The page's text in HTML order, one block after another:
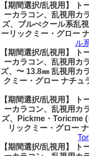
【期間選択/乱視用】 ト
ーカラコン、乱視用カ
ズ、ブルべクール系乱
ーリックミー・グロー
ル
【期間選択/乱視用】 ト
ーカラコン、乱視用カ
ズ、〜 13.8㎜ 乱視用カ
クミー・グロー ナチュ
【期間選択/乱視用】 ト
ーカラコン、乱視用カ
ズ、Pickme・Toricme
リックミー・グロー
【期間選択/乱視用】 ト